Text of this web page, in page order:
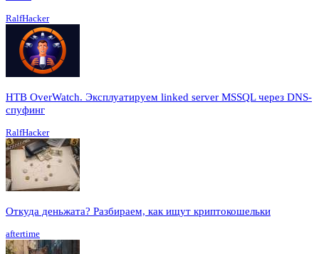
RalfHacker
HTB OverWatch. Эксплуатируем linked server MSSQL через DNS-
спуфинг
RalfHacker
Откуда деньжата? Разбираем, как ищут криптокошельки
aftertime